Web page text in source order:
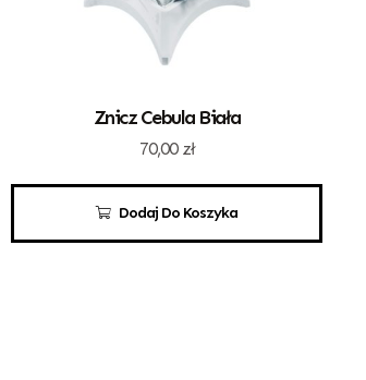
Dodaj Do Koszyka
Znicz Cebula Biała
70,00 zł